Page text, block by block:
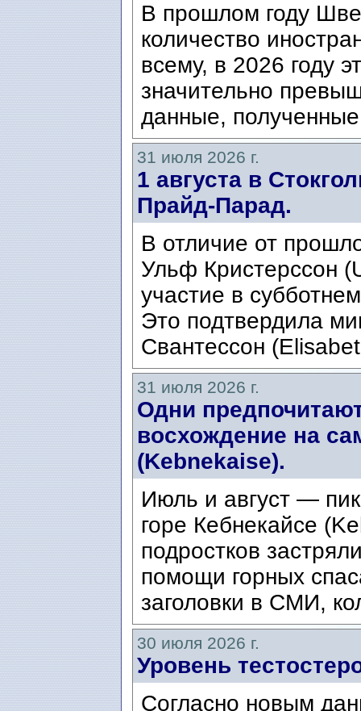
В прошлом году
количество
всему, в 2026 году
значительно
данные,
31 июля 2026 г.
1 августа в
Прайд-Парад.
В отличие от
Ульф Кристерссон
участие в
Это подтвердила
Свантессон
31 июля 2026 г.
Одни
восхождение на
(Kebnekaise).
Июль и август — пик
горе Кебнекайсе
подростков
помощи горных
заголовки в СМИ,
30 июля 2026 г.
Уровень
Согласно новым